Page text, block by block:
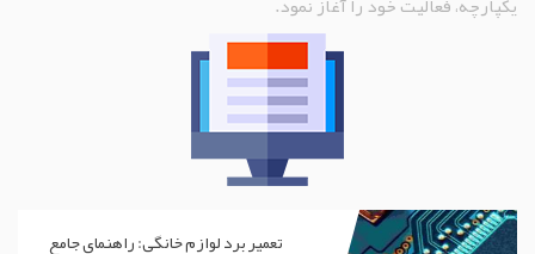
تعمیر برد لوازم خانگی: راهنمای جامع